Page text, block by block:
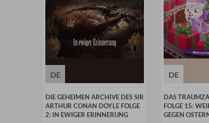
DE
DIE GEHEIMEN ARCHIVE DES SIR
ARTHUR CONAN DOYLE FOLGE
2: IN EWIGER ERINNERUNG
DE
DAS
FOLGE 15:
GEGEN